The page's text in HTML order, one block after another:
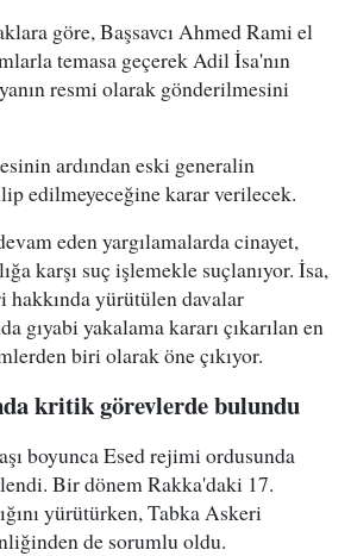
göre, Başsavcı Ahmed Rami el
temasa geçerek Adil İsa'nın
resmi olarak gönderilmesini
ardından eski generalin
edilmeyeceğine karar verilecek.
eden yargılamalarda cinayet,
karşı suç işlemekle suçlanıyor. İsa,
yürütülen davalar
gıyabi yakalama kararı çıkarılan en
biri olarak öne çıkıyor.
kritik görevlerde bulundu
boyunca Esed rejimi ordusunda
Bir dönem Rakka'daki 17.
yürütürken, Tabka Askeri
de sorumlu oldu.